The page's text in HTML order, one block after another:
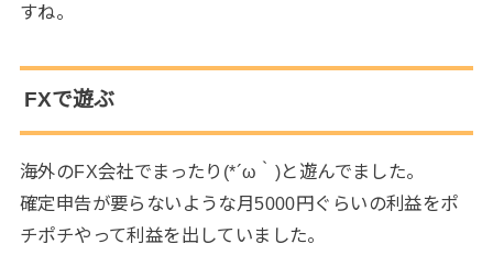
すね。
FXで遊ぶ
海外のFX会社でまったり(*´ω｀)と遊んでました。
確定申告が要らないような月5000円ぐらいの利益をポ
チポチやって利益を出していました。